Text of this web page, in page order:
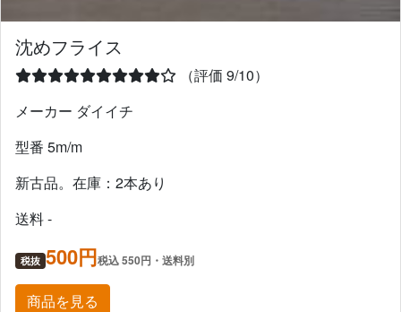
沈めフライス
（評価 9/10）
メーカー ダイイチ
型番 5m/m
新古品。在庫：2本あり
送料 -
税抜 500円税込 550円・送料別
商品を見る